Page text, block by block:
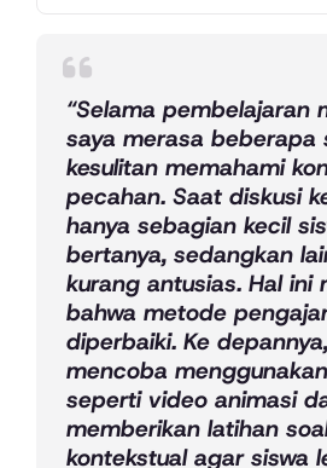
“Selama pembelajaran
saya merasa beberapa
kesulitan memahami
pecahan. Saat diskusi
hanya sebagian kecil
bertanya, sedangkan
kurang antusias. Hal ini
bahwa metode
diperbaiki. Ke
mencoba
seperti video animasi
memberikan latihan
kontekstual agar siswa